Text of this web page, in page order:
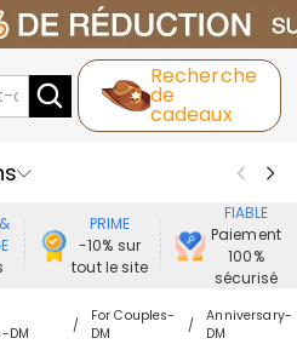
Recherche
de
cadeaux
Ventes
PRIME
-10% sur
tout le site
FIABLE
Paiement
100%
sécurisé
DM
For Couples-
DM
Anniversary-
DM